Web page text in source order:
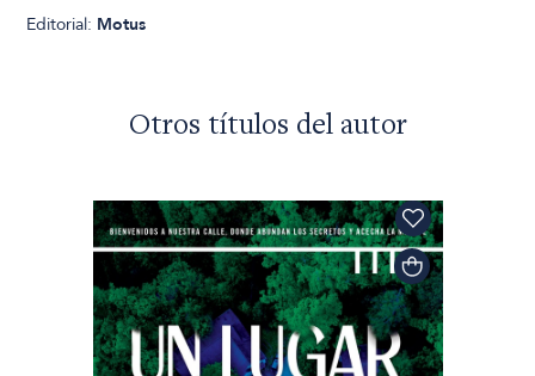
Editorial: Motus
Otros títulos del autor